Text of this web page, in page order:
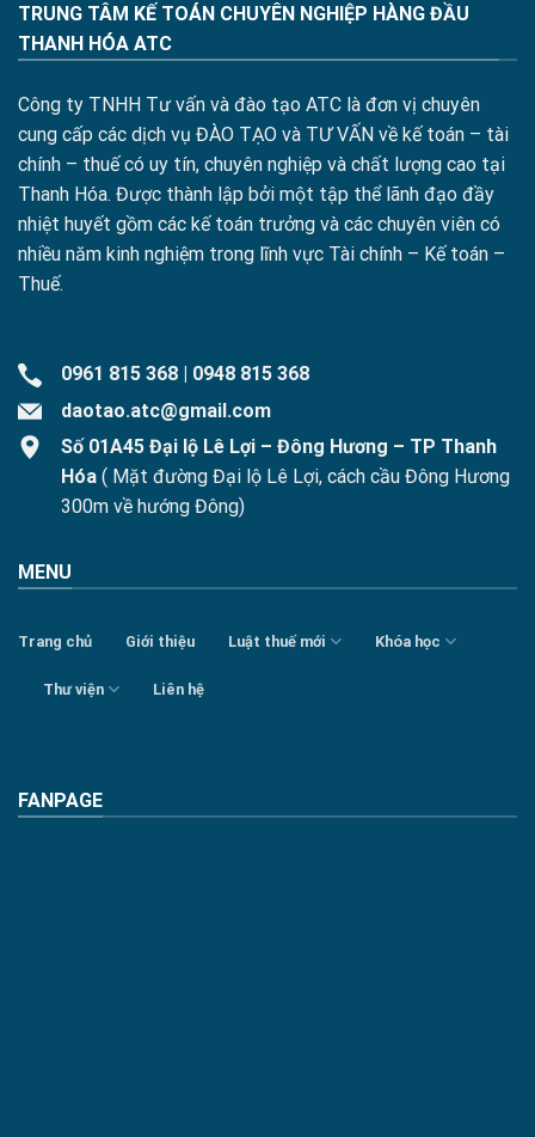
TRUNG TÂM KẾ TOÁN CHUYÊN NGHIỆP HÀNG ĐẦU
THANH HÓA ATC
Công ty TNHH Tư vấn và đào tạo ATC là đơn vị chuyên
cung cấp các dịch vụ ĐÀO TẠO và TƯ VẤN về kế toán – tài
chính – thuế có uy tín, chuyên nghiệp và chất lượng cao tại
Thanh Hóa. Được thành lập bởi một tập thể lãnh đạo đầy
nhiệt huyết gồm các kế toán trưởng và các chuyên viên có
nhiều năm kinh nghiệm trong lĩnh vực Tài chính – Kế toán –
Thuế.
0961 815 368
0948 815 368
daotao.atc@gmail.com
Số 01A45 Đại lộ Lê Lợi – Đông Hương – TP Thanh
Hóa ( Mặt đường Đại lộ Lê Lợi, cách cầu Đông Hương
300m về hướng Đông)
MENU
Trang chủ Giới thiệu Luật thuế mới Khóa học
Thư viện Liên hệ
FANPAGE